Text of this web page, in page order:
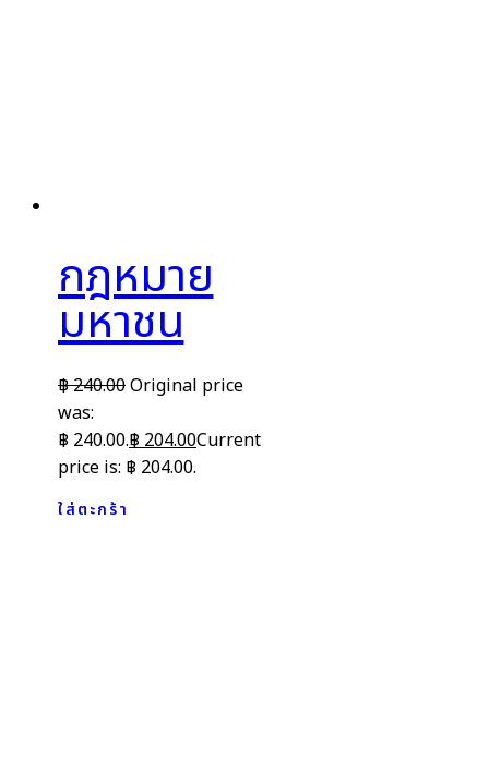
กฎหมาย
มหาชน
฿240.00Original price
was:
฿ 240.00.฿204.00Current
price is: ฿ 204.00.
ใส่ตะกร้า